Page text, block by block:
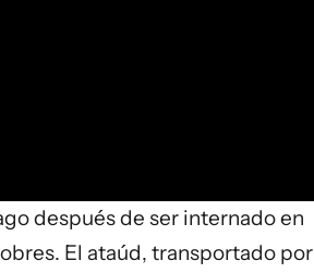
después de ser internado en
El ataúd, transportado por